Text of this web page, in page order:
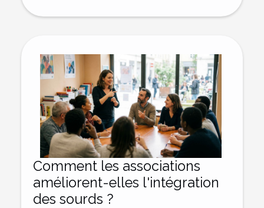
Comment les associations
améliorent-elles l'intégration
des sourds ?